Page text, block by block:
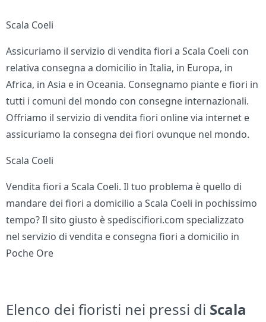
Scala Coeli
Assicuriamo il servizio di vendita fiori a Scala Coeli con
relativa consegna a domicilio in Italia, in Europa, in
Africa, in Asia e in Oceania. Consegnamo piante e fiori in
tutti i comuni del mondo con consegne internazionali.
Offriamo il servizio di vendita fiori online via internet e
assicuriamo la consegna dei fiori ovunque nel mondo.
Scala Coeli
Vendita fiori a Scala Coeli. Il tuo problema è quello di
mandare dei fiori a domicilio a Scala Coeli in pochissimo
tempo? Il sito giusto è spediscifiori.com specializzato
nel servizio di vendita e consegna fiori a domicilio in
Poche Ore
Elenco dei fioristi nei pressi di Scala